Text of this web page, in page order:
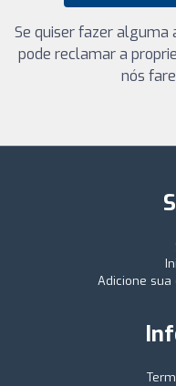
Se quiser fazer alguma
pode reclamar a
nós
Adicione